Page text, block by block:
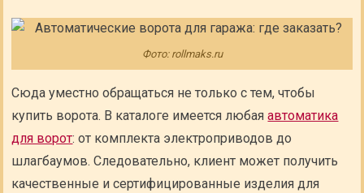
Фото: rollmaks.ru
Сюда уместно обращаться не только с тем, чтобы
купить ворота. В каталоге имеется любаяавтоматика
для ворот: от комплекта электроприводов до
шлагбаумов. Следовательно, клиент может получить
качественные и сертифицированные изделия для